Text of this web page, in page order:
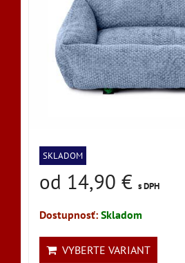
SKLADOM
od 14,90 € s DPH
Dostupnosť: Skladom
VYBERTE VARIANT